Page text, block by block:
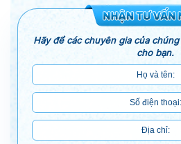
Hãy để các chuyên gia của
cho bạn.